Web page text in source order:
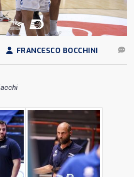
FRANCESCO BOCCHINI